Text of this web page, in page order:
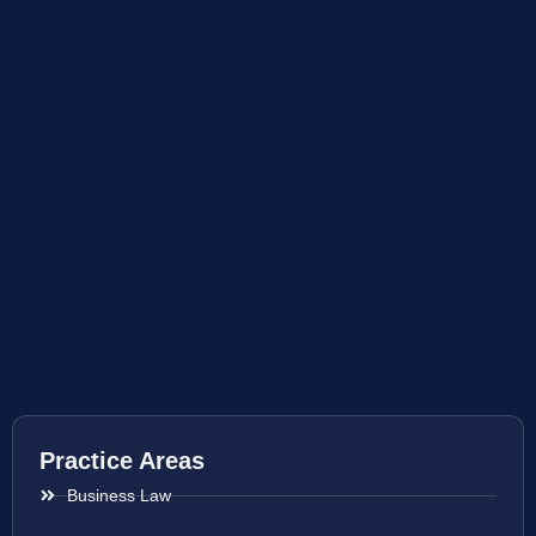
Practice Areas
Business Law